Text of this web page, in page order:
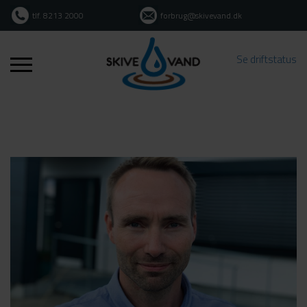
tlf. 8213 2000 forbrug@skivevand.dk
Se driftstatus